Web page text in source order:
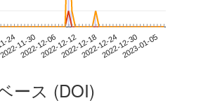
2411-30
2022-12-062022-12-122022-12-182022-12-242022-12-302023-01-05
ース (DOI)